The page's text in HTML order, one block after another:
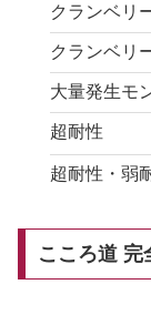
クランベリ
クランベリ
大量発生モ
超耐性
超耐性・弱
こころ道 完